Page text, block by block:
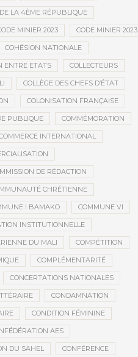
LA 4ÈME RÉPUBLIQUE
MINIER 2023 CODE MINIER 2023
COHÉSION NATIONALE
ENTRE ETATS COLLECTEURS
COLLÈGE DES CHEFS D’ÉTAT
COLONISATION FRANÇAISE
PUBLIQUE COMMÉMORATION
INTERNATIONAL
DE RÉDACTION
CHRÉTIENNE
I BAMAKO COMMUNE VI
INSTITUTIONNELLE
DU MALI COMPÉTITION
COMPLÉMENTARITÉ
CONCERTATIONS NATIONALES
CONDAMNATION
CONDITION FÉMININE
AES
DU SAHEL CONFÉRENCE